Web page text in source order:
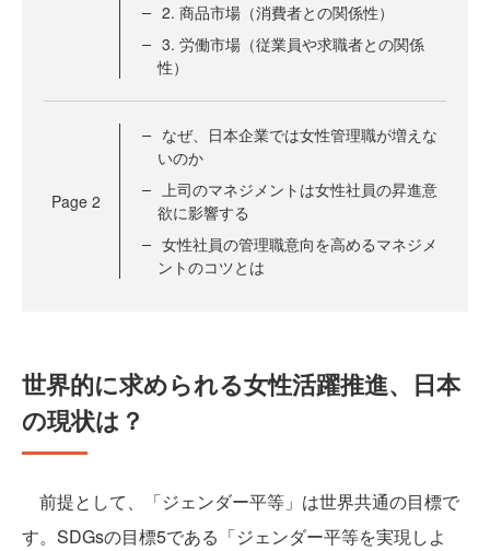
2. 商品市場（消費者との関係性）
3. 労働市場（従業員や求職者との関係
性）
Page 2
なぜ、日本企業では女性管理職が増えな
いのか
上司のマネジメントは女性社員の昇進意
欲に影響する
女性社員の管理職意向を高めるマネジメ
ントのコツとは
世界的に求められる女性活躍推進、日本
の現状は？
前提として、「ジェンダー平等」は世界共通の目標で
す。SDGsの目標5である「ジェンダー平等を実現しよ